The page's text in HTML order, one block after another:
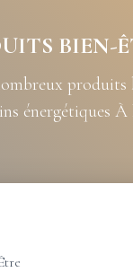
BIEN-
produits
énergétiques À